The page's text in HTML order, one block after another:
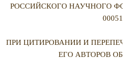
РОССИЙСКОГО НАУЧНОГО
ПРИ ЦИТИРОВАНИИ И
ЕГО АВТОРОВ